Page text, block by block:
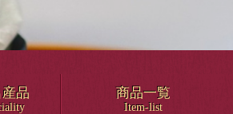
品 商品一覧
Item-list